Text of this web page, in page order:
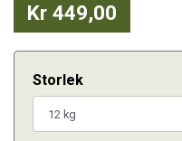
Kr 449,00
Storlek